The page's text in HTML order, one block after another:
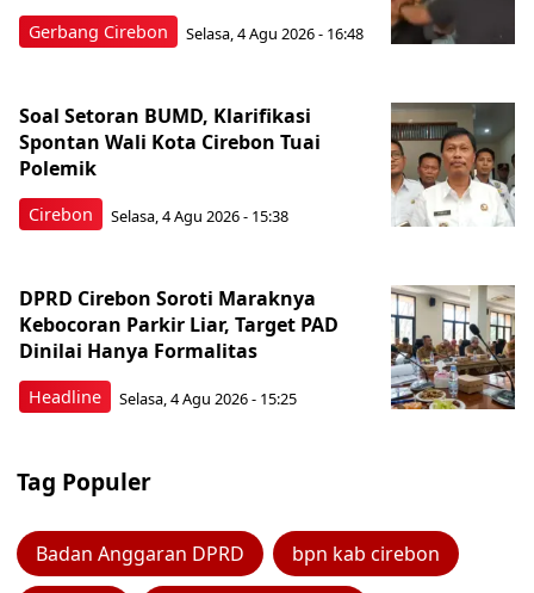
Gerbang Cirebon Selasa, 4 Agu 2026 - 16:48
Cirebon
Soal Setoran BUMD, Klarifikasi
Spontan Wali Kota Cirebon Tuai
Polemik
Selasa, 4 Agu 2026 - 15:38
Headline
DPRD Cirebon Soroti Maraknya
Kebocoran Parkir Liar, Target PAD
Dinilai Hanya Formalitas
Selasa, 4 Agu 2026 - 15:25
Tag Populer
Badan Anggaran DPRD bpn kab cirebon